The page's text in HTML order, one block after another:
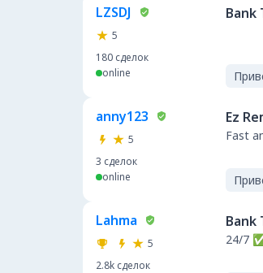
LZSDJ
5
180 сделок
online
Bank
anny123
5
3 сделок
online
Ez
Fast
Lahma
5
2.8k сделок
Bank
24/7